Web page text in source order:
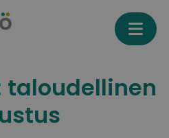
taloudellinen